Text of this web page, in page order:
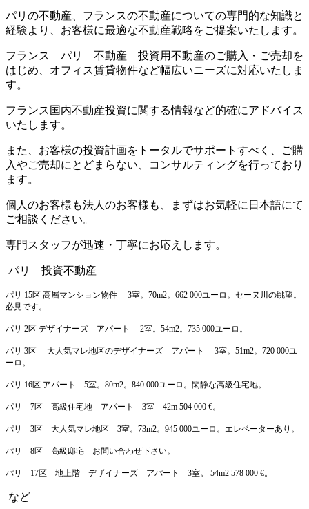
パリの不動産、フランスの不動産についての専門的な知識と
経験より、お客様に最適な不動産戦略をご提案いたします。
フランス パリ 不動産 投資用不動産のご購入・ご売却を
はじめ、オフィス賃貸物件など幅広いニーズに対応いたしま
す。
フランス国内不動産投資に関する情報など的確にアドバイス
いたします。
また、お客様の投資計画をトータルでサポートすべく、ご購
入やご売却にとどまらない、コンサルティングを行っており
ます。
個人のお客様も法人のお客様も、まずはお気軽に日本語にて
ご相談ください。
専門スタッフが迅速・丁寧にお応えします。
パリ 投資不動産
パリ 15区 高層マンション物件 3室。70m2。662 000ユーロ。セーヌ川の眺望。
必見です。
パリ 2区 デザイナーズ アパート 2室。54m2。735 000ユーロ。
パリ 3区 大人気マレ地区のデザイナーズ アパート 3室。51m2。720 000ユ
ーロ。
パリ 16区 アパート 5室。80m2。840 000ユーロ。閑静な高級住宅地。
パリ 7区 高級住宅地 アパート 3室 42m 504 000 €。
パリ 3区 大人気マレ地区 3室。73m2。945 000ユーロ。エレベーターあり。
パリ 8区 高級邸宅 お問い合わせ下さい。
パリ 17区 地上階 デザイナーズ アパート 3室。 54m2 578 000 €。
など